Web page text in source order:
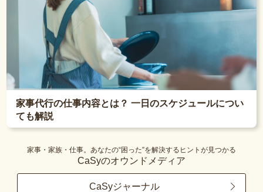
家事代行の仕事内容とは？ 一日のスケジュールについ
ても解説
家事・家族・仕事。あなたの“困った”を解決するヒントが見つかる
CaSyのオウンドメディア
CaSyジャーナル